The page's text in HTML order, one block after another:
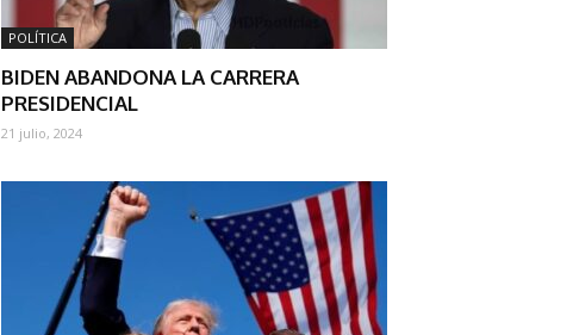
POLÍTICA
BIDEN ABANDONA LA CARRERA
PRESIDENCIAL
21 julio, 2024